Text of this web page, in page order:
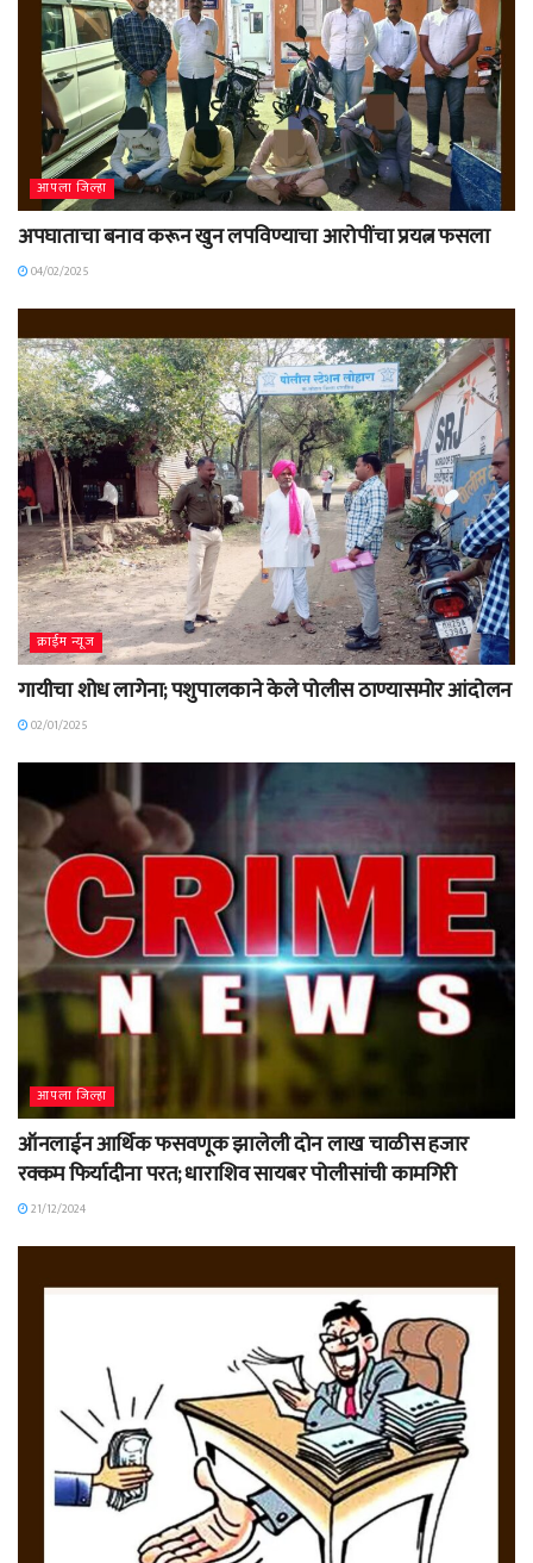
आपला जिल्हा
अपघाताचा बनाव करून खुन लपविण्याचा आरोपींचा प्रयत्न फसला
04/02/2025
क्राईम न्यूज
गायीचा शोध लागेना; पशुपालकाने केले पोलीस ठाण्यासमोर आंदोलन
02/01/2025
आपला जिल्हा
ऑनलाईन आर्थिक फसवणूक झालेली दोन लाख चाळीस हजार
रक्कम फिर्यादीना परत; धाराशिव सायबर पोलीसांची कामगिरी
21/12/2024